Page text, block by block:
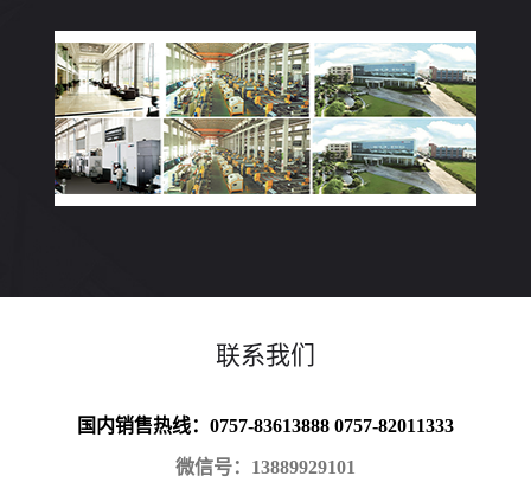
联系我们
国内销售热线：0757-83613888 0757-82011333
微信号：13889929101